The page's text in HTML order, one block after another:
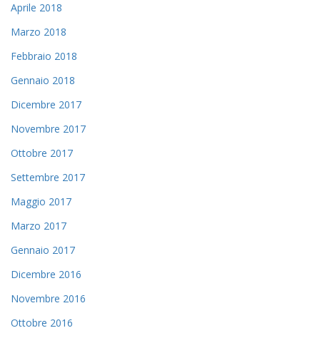
Aprile 2018
Marzo 2018
Febbraio 2018
Gennaio 2018
Dicembre 2017
Novembre 2017
Ottobre 2017
Settembre 2017
Maggio 2017
Marzo 2017
Gennaio 2017
Dicembre 2016
Novembre 2016
Ottobre 2016